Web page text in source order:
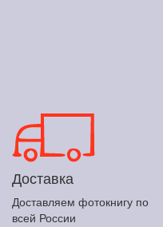
Доставка
Доставляем фотокнигу по
всей России